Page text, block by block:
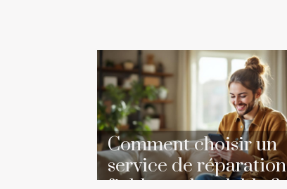
Comment choisir un
service de réparation